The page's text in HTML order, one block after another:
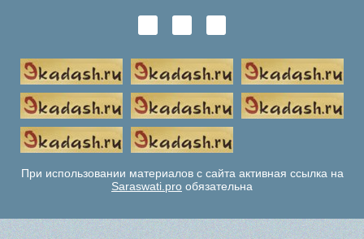
При использовании материалов с сайта активная ссылка на
Saraswati.pro обязательна